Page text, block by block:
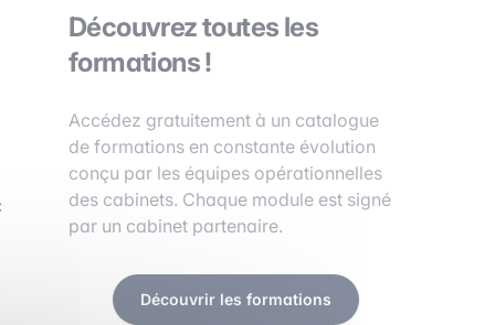
Découvrez toutes les
formations !
Accédez gratuitement à un catalogue
de formations en constante évolution
conçu par les équipes opérationnelles
des cabinets. Chaque module est signé
par un cabinet partenaire.
Découvrir les formations